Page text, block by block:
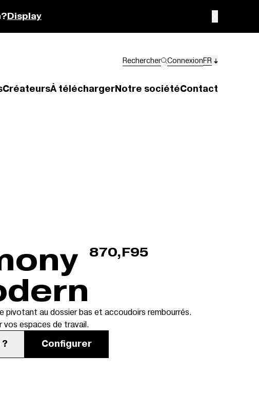
Display
Rechercher ConnexionFR
CréateursÀ téléchargerNotre sociétéContact
870,F95
pivotant au dossier bas et accoudoirs rembourrés.
espaces de travail.
Configurer